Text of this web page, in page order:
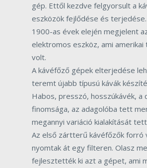
gép. Ettől kezdve felgyorsult a
eszközök fejlődése és
1900-as évek elején megjelent
elektromos eszköz, ami amerikai
volt.
A kávéfőző gépek elterjedése
teremt újabb típusú kávák
Habos, presszó, hosszúkávék, a
finomsága, az adagolóba tett
megannyi variáció kialakítását
Az első zártterű kávéfőzők forró
nyomtak át egy filteren. Olasz
fejlesztették ki azt a gépet, ami